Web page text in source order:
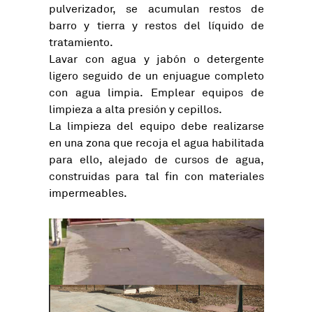
pulverizador, se acumulan restos de
barro y tierra y restos del líquido de
tratamiento.
Lavar con agua y jabón o detergente
ligero seguido de un enjuague completo
con agua limpia. Emplear equipos de
limpieza a alta presión y cepillos.
La limpieza del equipo debe realizarse
en una zona que recoja el agua habilitada
para ello, alejado de cursos de agua,
construidas para tal fin con materiales
impermeables.